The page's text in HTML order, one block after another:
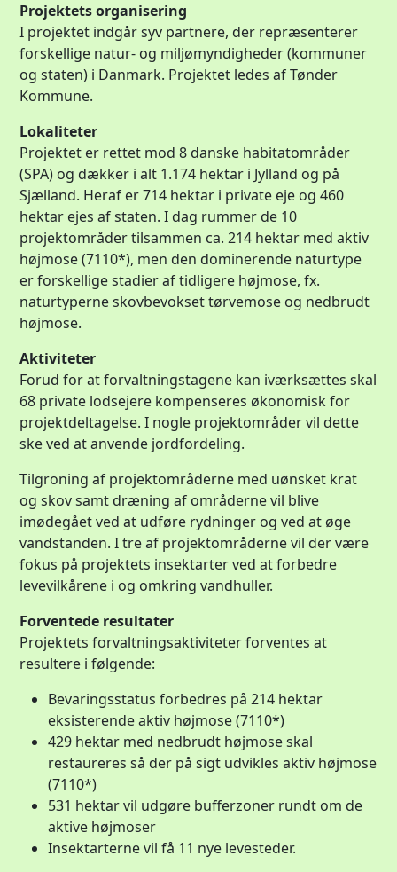
Projektets organisering
I projektet indgår syv partnere, der repræsenterer
forskellige natur- og miljømyndigheder (kommuner
og staten) i Danmark. Projektet ledes af Tønder
Kommune.
Lokaliteter
Projektet er rettet mod 8 danske habitatområder
(SPA) og dækker i alt 1.174 hektar i Jylland og på
Sjælland. Heraf er 714 hektar i private eje og 460
hektar ejes af staten. I dag rummer de 10
projektområder tilsammen ca. 214 hektar med aktiv
højmose (7110*), men den dominerende naturtype
er forskellige stadier af tidligere højmose, fx.
naturtyperne skovbevokset tørvemose og nedbrudt
højmose.
Aktiviteter
Forud for at forvaltningstagene kan iværksættes skal
68 private lodsejere kompenseres økonomisk for
projektdeltagelse. I nogle projektområder vil dette
ske ved at anvende jordfordeling.
Tilgroning af projektområderne med uønsket krat
og skov samt dræning af områderne vil blive
imødegået ved at udføre rydninger og ved at øge
vandstanden. I tre af projektområderne vil der være
fokus på projektets insektarter ved at forbedre
levevilkårene i og omkring vandhuller.
Forventede resultater
Projektets forvaltningsaktiviteter forventes at
resultere i følgende:
Bevaringsstatus forbedres på 214 hektar
eksisterende aktiv højmose (7110*)
429 hektar med nedbrudt højmose skal
restaureres så der på sigt udvikles aktiv højmose
(7110*)
531 hektar vil udgøre bufferzoner rundt om de
aktive højmoser
Insektarterne vil få 11 nye levesteder.